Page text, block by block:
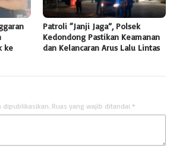
ke
Patroli “Janji Jaga”, Polsek
Kedondong Pastikan Keamanan
dan Kelancaran Arus Lalu Lintas
dipublikasikan. Ruas yang wajib ditandai *